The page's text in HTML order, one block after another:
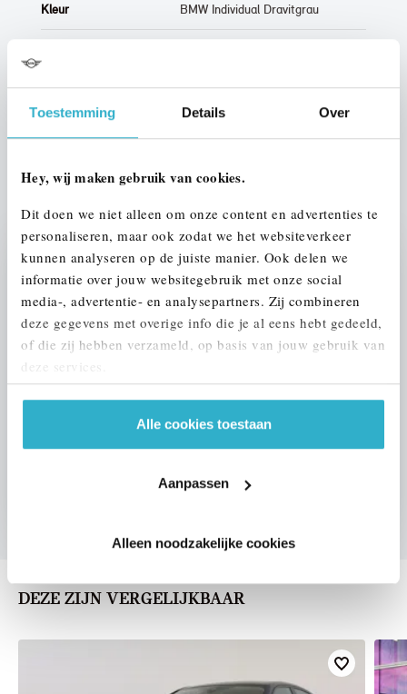
Toestemming Details Over
Hey, wij maken gebruik van cookies.
Dit doen we niet alleen om onze content en advertenties te
personaliseren, maar ook zodat we het websiteverkeer
kunnen analyseren op de juiste manier. Ook delen we
informatie over jouw websitegebruik met onze social
media-, advertentie- en analysepartners. Zij combineren
deze gegevens met overige info die je al eens hebt gedeeld,
of die zij hebben verzameld, op basis van jouw gebruik van
deze services.
Alle cookies toestaan
Aanpassen
Alleen noodzakelijke cookies
Stap 1 van 3
UW AUTO INRUILEN?
Kleur BMW Individual Dravitgrau
Btw/Marge BTW
DEZE ZIJN VERGELIJKBAAR